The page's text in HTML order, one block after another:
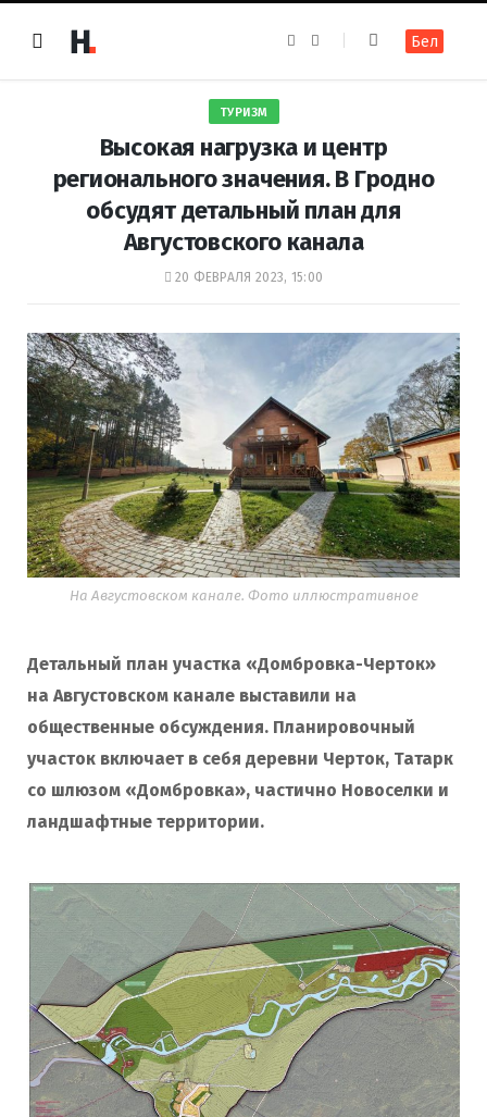
e
k
t
a
m
Бел
ТУРИЗМ
Высокая нагрузка и центр
регионального значения. В Гродно
обсудят детальный план для
Августовского канала
20 ФЕВРАЛЯ 2023, 15:00
На Августовском канале. Фото иллюстративное
Детальный план участка «Домбровка-Черток»
на Августовском канале выставили на
общественные обсуждения. Планировочный
участок включает в себя деревни Черток, Татарк
со шлюзом «Домбровка», частично Новоселки и
ландшафтные территории.